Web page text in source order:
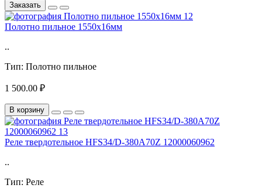
Заказать
Полотно пильное 1550х16мм
..
Тип: Полотно пильное
1 500.00 ₽
В корзину
Реле твердотельное HFS34/D-380A70Z 12000060962
..
Тип: Реле